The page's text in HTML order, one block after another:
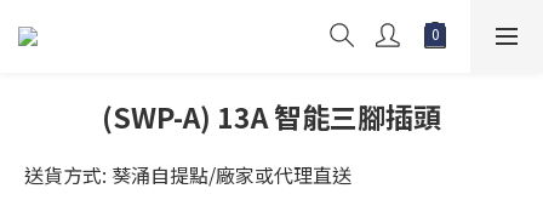
(SWP-A) 13A 智能三腳插頭
送貨方式: 葵涌自提點/廠家或代理直送